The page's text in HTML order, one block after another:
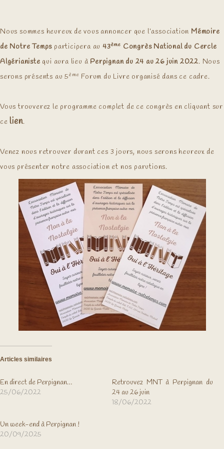
Nous sommes heureux de vous annoncer que l’association Mémoire
de Notre Temps participera au 43ème Congrès National du Cercle
Algérianiste qui aura lieu à Perpignan du 24 au 26 juin 2022. Nous
serons présents au 5ème Forum du Livre organisé dans ce cadre.
Vous trouverez le programme complet de ce congrès en cliquant sur
celien.
Venez nous retrouver durant ces 3 jours, nous serons heureux de
vous présenter notre association et nos parutions.
Articles similaires
En direct de Perpignan…
25/06/2022
Retrouvez MNT à Perpignan du
24 au 26 juin
18/06/2022
Un week-end à Perpignan !
20/09/2025